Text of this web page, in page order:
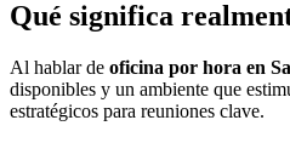
Qué significa
Al hablar de oficina por hora en
disponibles y un ambiente que
estratégicos para reuniones clave.